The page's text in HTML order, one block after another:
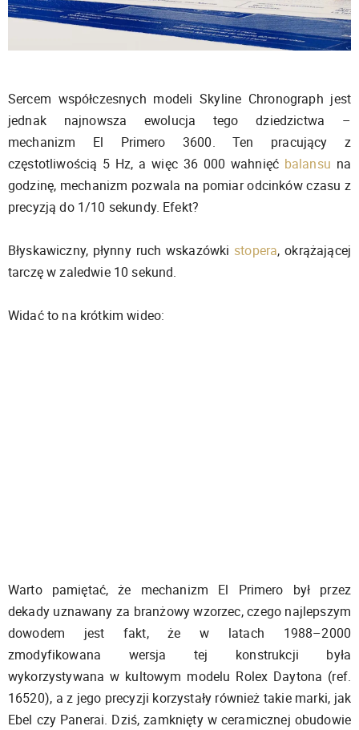
Sercem współczesnych modeli Skyline Chronograph jest
jednak najnowsza ewolucja tego dziedzictwa –
mechanizm El Primero 3600. Ten pracujący z
częstotliwością 5 Hz, a więc 36 000 wahnięć balansu na
godzinę, mechanizm pozwala na pomiar odcinków czasu z
precyzją do 1/10 sekundy. Efekt?
Błyskawiczny, płynny ruch wskazówki stopera, okrążającej
tarczę w zaledwie 10 sekund.
Widać to na krótkim wideo:
Warto pamiętać, że mechanizm El Primero był przez
dekady uznawany za branżowy wzorzec, czego najlepszym
dowodem jest fakt, że w latach 1988–2000
zmodyfikowana wersja tej konstrukcji była
wykorzystywana w kultowym modelu Rolex Daytona (ref.
16520), a z jego precyzji korzystały również takie marki, jak
Ebel czy Panerai. Dziś, zamknięty w ceramicznej obudowie